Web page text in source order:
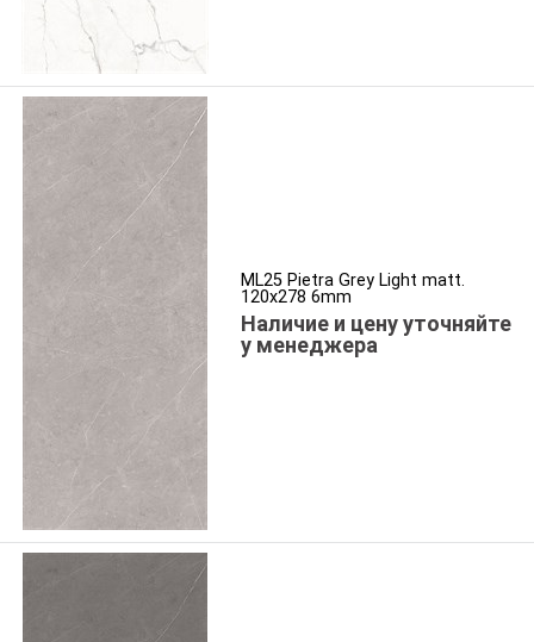
ML25 Pietra Grey Light matt.
120x278 6mm
Наличие и цену уточняйте
у менеджера